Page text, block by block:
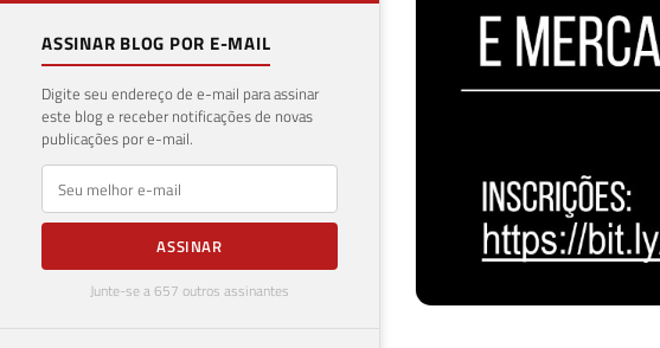
ASSINAR BLOG POR E-MAIL
Digite seu endereço de e-mail para assinar
este blog e receber notificações de novas
publicações por e-mail.
E-mail
ASSINAR
Junte-se a 657 outros assinantes